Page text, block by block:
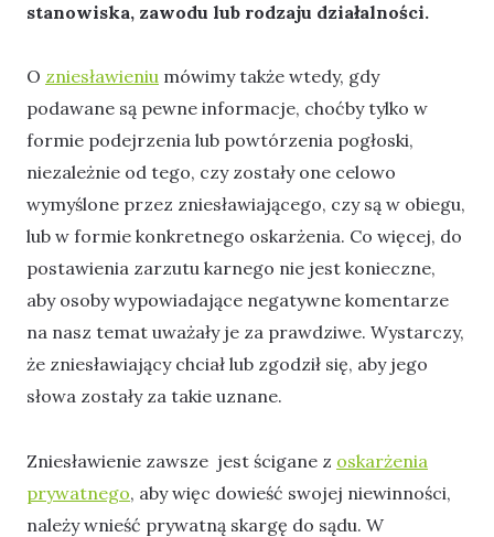
stanowiska, zawodu lub rodzaju działalności.
O zniesławieniu mówimy także wtedy, gdy
podawane są pewne informacje, choćby tylko w
formie podejrzenia lub powtórzenia pogłoski,
niezależnie od tego, czy zostały one celowo
wymyślone przez zniesławiającego, czy są w obiegu,
lub w formie konkretnego oskarżenia. Co więcej, do
postawienia zarzutu karnego nie jest konieczne,
aby osoby wypowiadające negatywne komentarze
na nasz temat uważały je za prawdziwe. Wystarczy,
że zniesławiający chciał lub zgodził się, aby jego
słowa zostały za takie uznane.
Zniesławienie zawsze jest ścigane z oskarżenia
prywatnego, aby więc dowieść swojej niewinności,
należy wnieść prywatną skargę do sądu. W